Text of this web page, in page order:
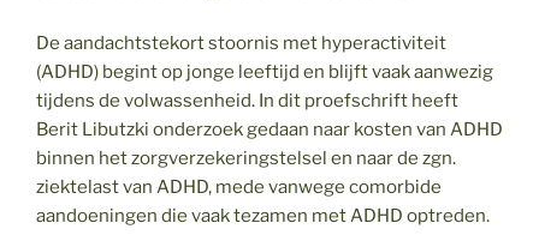
De aandachtstekort stoornis met hyperactiviteit
(ADHD) begint op jonge leeftijd en blijft vaak aanwezig
tijdens de volwassenheid. In dit proefschrift heeft
Berit Libutzki onderzoek gedaan naar kosten van ADHD
binnen het zorgverzekeringstelsel en naar de zgn.
ziektelast van ADHD, mede vanwege comorbide
aandoeningen die vaak tezamen met ADHD optreden.